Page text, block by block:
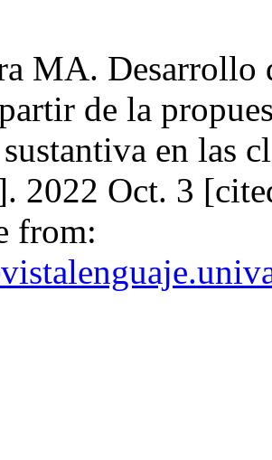
MA. Desarrollo
de la
en las
2022 Oct. 3
from: